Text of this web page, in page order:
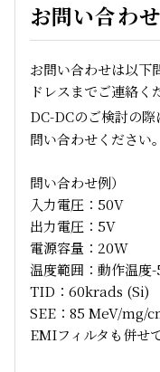
お問い合わせ
お問い合わせは以下
ドレスまでご連絡く
DC-DCのご検討の際
問い合わせください。
問い合わせ例）
入力電圧：50V
出力電圧：5V
電源容量：20W
温度範囲：動作温
TID：60krads (Si)
SEE：85 MeV/mg/
EMIフィルタも併せ